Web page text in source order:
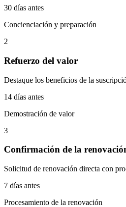
30 días antes
Concienciación y preparación
2
Refuerzo del valor
Destaque los beneficios de la
14 días antes
Demostración de valor
3
Confirmación de la
Solicitud de renovación directa con
7 días antes
Procesamiento de la renovación